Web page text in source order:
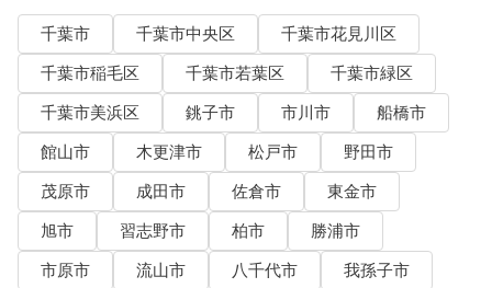
千葉市 千葉市中央区
千葉市花見川区
千葉市稲毛区
千葉市若葉区
千葉市緑区
千葉市美浜区
銚子市 市川市
船橋市
館山市
木更津市 松戸市
野田市
茂原市
成田市 佐倉市
東金市
旭市
習志野市 柏市
勝浦市
市原市
流山市 八千代市
我孫子市